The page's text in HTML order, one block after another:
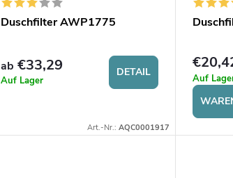
Duschfilter AWP1775
ab €33,29
Auf Lager
DETAIL
Art.-Nr.: AQC0001917
Auf